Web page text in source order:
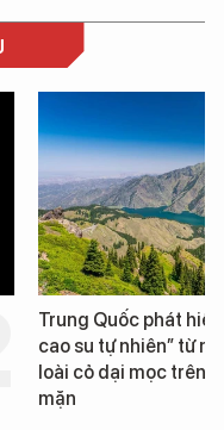
Trung Quốc phát hiện
cao su tự nhiên” từ
loài cỏ dại mọc trên
mặn